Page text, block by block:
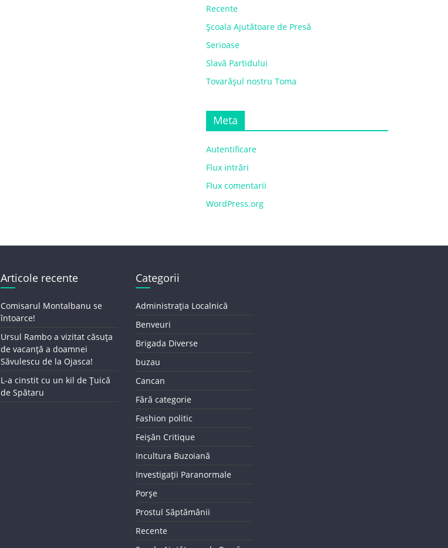
Recente
Școala Ajutătoare de Presă
Serioase
Slavă Partidului
Tovarășul nostru Toma
Meta
Autentificare
Flux intrări
Flux comentarii
WordPress.org
Articole recente
Comisarul Montalbanu se
întoarce!
Ursul Rambo a vizitat căsuța
de vacanță a doamnei
Săvulescu de la Ojasca!
L-a cinstit cu un kil de Țuică
de Spătaru
Categorii
Administrația Localnică
Benveuri
Brigada Diverse
buzau
Cancan
Fără categorie
Fashion politic
Feișăn Critique
Incultura Buzoiană
Investigații Paranormale
Porșe
Prostul Săptămânii
Recente